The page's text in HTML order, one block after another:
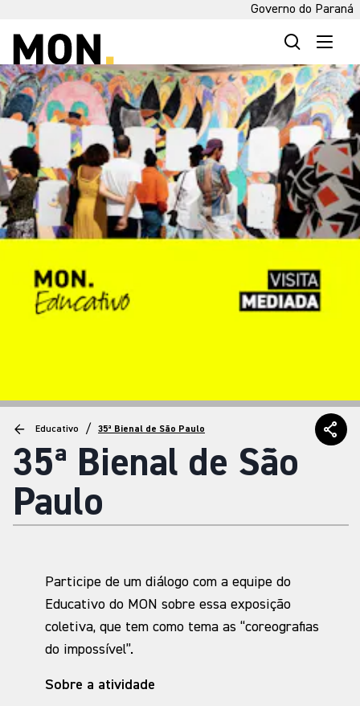
Governo do Paraná
Educativo / 35ª Bienal de São Paulo
35ª Bienal de São
Paulo
Participe de um diálogo com a equipe do
Educativo do MON sobre essa exposição
coletiva, que tem como tema as “coreografias
do impossível”.
Sobre a atividade